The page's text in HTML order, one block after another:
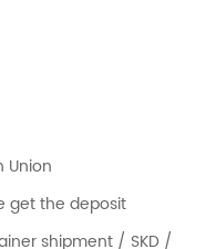
Union
get the deposit
shipment / SKD /